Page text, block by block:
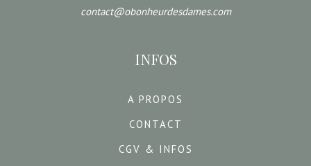
contact@obonheurdesdames.com
INFOS
A PROPOS
CONTACT
CGV & INFOS